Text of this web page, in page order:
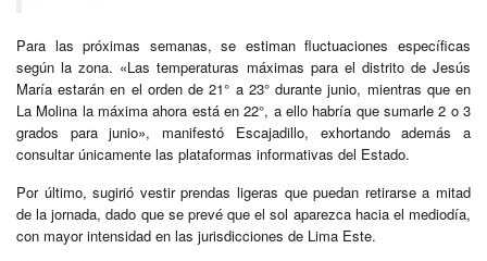
Para las próximas semanas, se estiman fluctuaciones específicas
según la zona. «Las temperaturas máximas para el distrito de Jesús
María estarán en el orden de 21° a 23° durante junio, mientras que en
La Molina la máxima ahora está en 22°, a ello habría que sumarle 2 o 3
grados para junio», manifestó Escajadillo, exhortando además a
consultar únicamente las plataformas informativas del Estado.
Por último, sugirió vestir prendas ligeras que puedan retirarse a mitad
de la jornada, dado que se prevé que el sol aparezca hacia el mediodía,
con mayor intensidad en las jurisdicciones de Lima Este.